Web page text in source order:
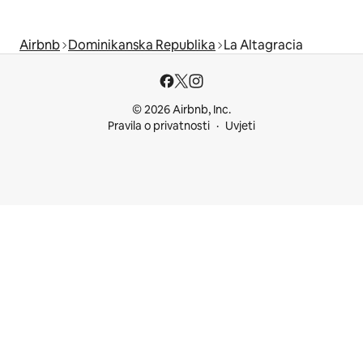
Airbnb Dominikanska Republika La Altagracia
© 2026 Airbnb, Inc.
Pravila o privatnosti
Uvjeti